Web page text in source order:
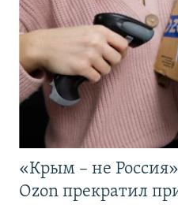
«Крым – не
Ozon прекратил